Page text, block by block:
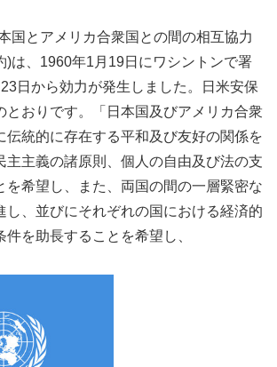
国とアメリカ合衆国との間の相互協力
)は、1960年1月19日にワシントンで署
日から効力が発生しました。日米安保
とおりです。「日本国及びアメリカ合衆
伝統的に存在する平和及び友好の関係を
主主義の諸原則、個人の自由及び法の支
を希望し、また、両国の間の一層緊密な
し、並びにそれぞれの国における経済的
を助長することを希望し、